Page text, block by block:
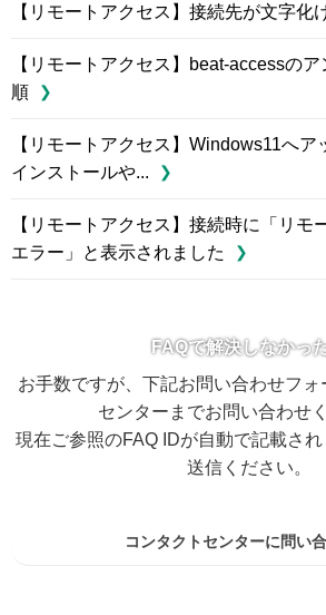
【リモートアクセス】接続先が文字化
【リモートアクセス】beat-accessの
順
【リモートアクセス】Windows11へ
インストールや...
【リモートアクセス】接続時に「リモ
エラー」と表示されました
FAQで解決しなかっ
お手数ですが、下記お問い合わせフォ
センターまでお問い合わせ
現在ご参照のFAQ IDが自動で記載さ
送信ください。
コンタクトセンターに問い